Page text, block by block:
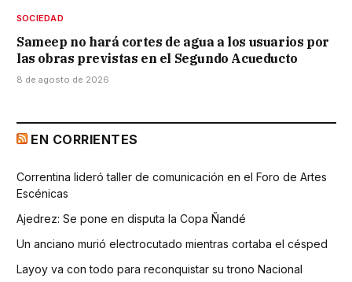
SOCIEDAD
Sameep no hará cortes de agua a los usuarios por
las obras previstas en el Segundo Acueducto
8 de agosto de 2026
EN CORRIENTES
Correntina lideró taller de comunicación en el Foro de Artes
Escénicas
Ajedrez: Se pone en disputa la Copa Ñandé
Un anciano murió electrocutado mientras cortaba el césped
Layoy va con todo para reconquistar su trono Nacional